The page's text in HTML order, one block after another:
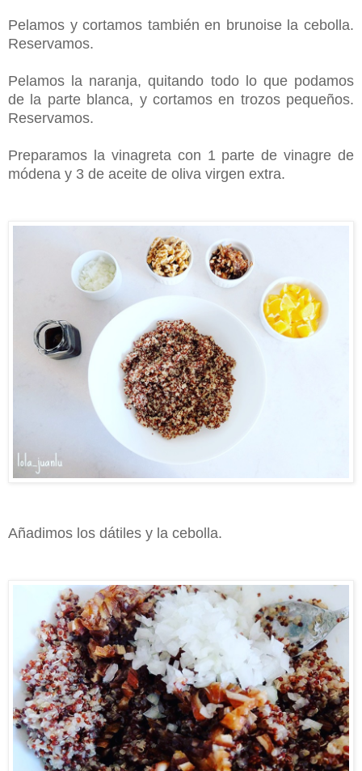
Pelamos y cortamos también en brunoise la cebolla.
Reservamos.
Pelamos la naranja,quitando todo lo que podamos
de la parte blanca, y cortamos en trozos pequeños.
Reservamos.
Preparamos la vinagreta con 1 parte de vinagre de
módena y 3 de aceite de oliva virgen extra.
Añadimos los dátiles y la cebolla.